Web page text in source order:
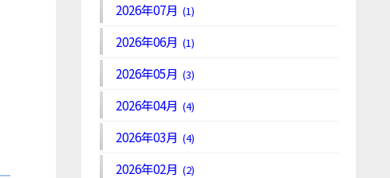
2026年07月 (1)
2026年06月 (1)
2026年05月 (3)
2026年04月 (4)
2026年03月 (4)
2026年02月 (2)